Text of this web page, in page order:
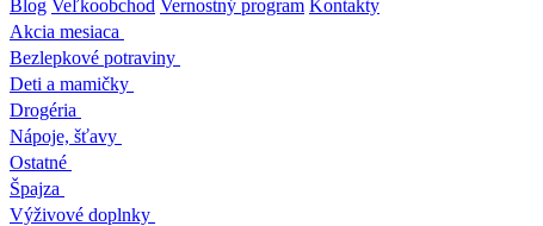
Blog Veľkoobchod Vernostný program Kontakty
Akcia mesiaca
Bezlepkové potraviny
Deti a mamičky
Drogéria
Nápoje, šťavy
Ostatné
Špajza
Výživové doplnky